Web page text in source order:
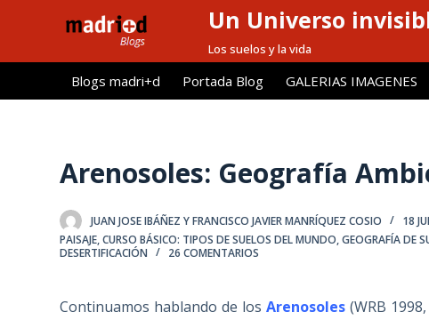
l
Un Universo
Los suelos y la vida
Blogs madri+d Portada Blog GALERIAS IMAGENES
Arenosoles: Geografía
JUAN JOSE IBÁÑEZ Y FRANCISCO JAVIER MANRÍQUEZ COSIO 18
PAISAJE,CURSO BÁSICO: TIPOS DE SUELOS DEL MUNDO,GEOGRAFÍA DE
DESERTIFICACIÓN
26 COMENTARIOS
Continuamos hablando de losArenosoles (WRB